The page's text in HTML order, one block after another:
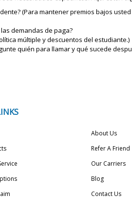
(Para mantener premios bajos
demandas de paga?
múltiple y descuentos del estudiante.)
quién para llamar y qué sucede
About Us
Refer A Friend
Our Carriers
Blog
Contact Us